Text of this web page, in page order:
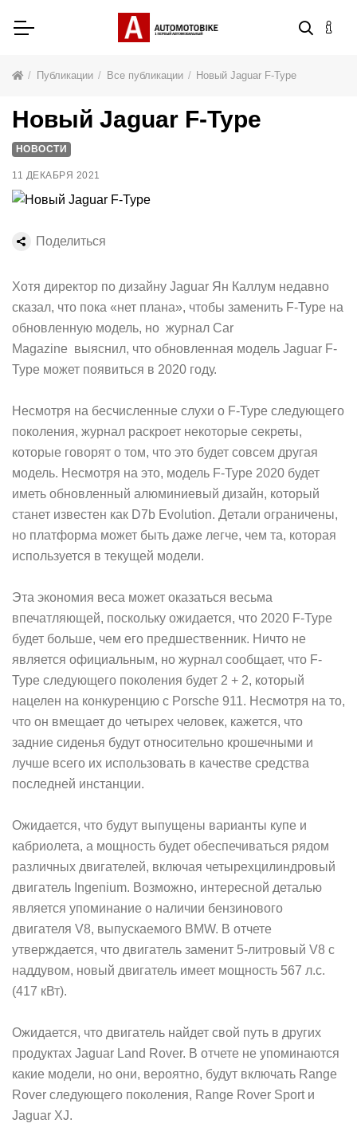
Публикации Все публикации Новый Jaguar F-Type
Хотя директор по дизайну Jaguar Ян Каллум недавно
сказал, что пока «нет плана», чтобы заменить F-Type на
обновленную модель, но журнал Car
Magazine выяснил, что обновленная модель Jaguar F-
Type может появиться в 2020 году.
Несмотря на бесчисленные слухи о F-Type следующего
поколения, журнал раскроет некоторые секреты,
которые говорят о том, что это будет совсем другая
модель. Несмотря на это, модель F-Type 2020 будет
иметь обновленный алюминиевый дизайн, который
станет известен как D7b Evolution. Детали ограничены,
но платформа может быть даже легче, чем та, которая
используется в текущей модели.
Эта экономия веса может оказаться весьма
впечатляющей, поскольку ожидается, что 2020 F-Type
будет больше, чем его предшественник. Ничто не
является официальным, но журнал сообщает, что F-
Type следующего поколения будет 2 + 2, который
нацелен на конкуренцию с Porsche 911. Несмотря на то,
что он вмещает до четырех человек, кажется, что
задние сиденья будут относительно крошечными и
лучше всего их использовать в качестве средства
последней инстанции.
Ожидается, что будут выпущены варианты купе и
кабриолета, а мощность будет обеспечиваться рядом
различных двигателей, включая четырехцилиндровый
двигатель Ingenium. Возможно, интересной деталью
является упоминание о наличии бензинового
двигателя V8, выпускаемого BMW. В отчете
утверждается, что двигатель заменит 5-литровый V8 с
наддувом, новый двигатель имеет мощность 567 л.с.
(417 кВт).
Ожидается, что двигатель найдет свой путь в других
продуктах Jaguar Land Rover. В отчете не упоминаются
какие модели, но они, вероятно, будут включать Range
Rover следующего поколения, Range Rover Sport и
Jaguar XJ.
Новый Jaguar F-Type
НОВОСТИ
11 ДЕКАБРЯ 2021
Поделиться